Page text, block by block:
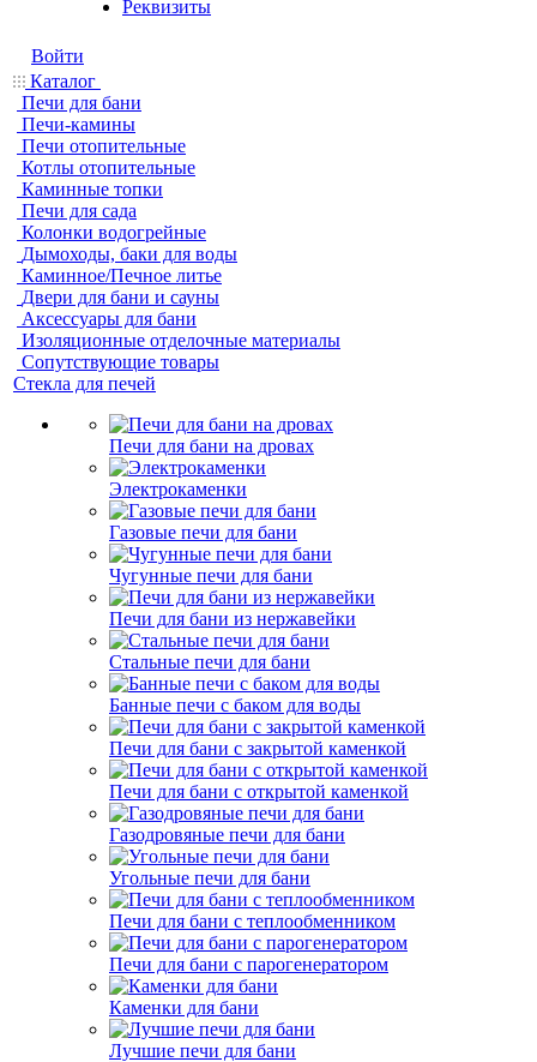
Реквизиты
Войти
Каталог
Печи для бани
Печи-камины
Печи отопительные
Котлы отопительные
Каминные топки
Печи для сада
Колонки водогрейные
Дымоходы, баки для воды
Каминное/Печное литье
Двери для бани и сауны
Аксессуары для бани
Изоляционные отделочные материалы
Сопутствующие товары
Стекла для печей
Печи для бани на дровах
Электрокаменки
Газовые печи для бани
Чугунные печи для бани
Печи для бани из нержавейки
Стальные печи для бани
Банные печи с баком для воды
Печи для бани с закрытой каменкой
Печи для бани с открытой каменкой
Газодровяные печи для бани
Угольные печи для бани
Печи для бани с теплообменником
Печи для бани с парогенератором
Каменки для бани
Лучшие печи для бани